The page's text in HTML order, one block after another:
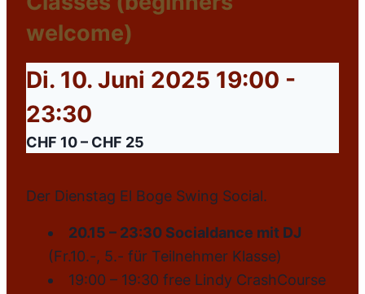
welcome)
Di. 10. Juni 2025 19:00 -
23:30
CHF 10 – CHF 25
Der Dienstag El Boge Swing Social.
20.15 – 23:30 Socialdance mit DJ
(Fr.10.-, 5.- für Teilnehmer Klasse)
19:00 – 19:30 free Lindy CrashCourse